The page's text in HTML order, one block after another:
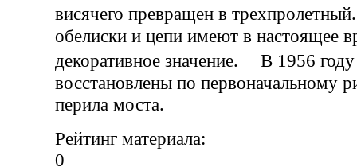
висячего превращен в
обелиски и цепи имеют в настоящее
декоративное значение. В 1956
восстановлены по первоначальному
перила моста.
Рейтинг материала:
0